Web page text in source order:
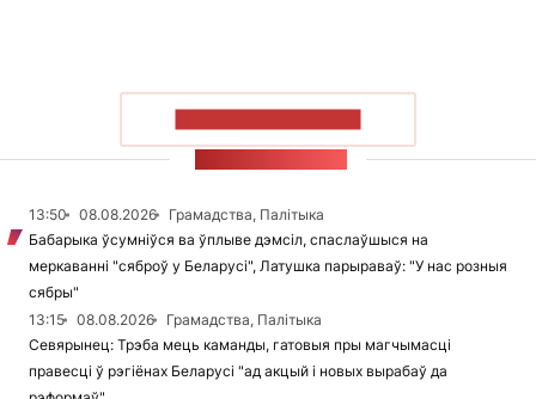
13:50 08.08.2026
Грамадства, Палітыка
Бабарыка ўсумніўся ва ўплыве дэмсіл, спаслаўшыся на
меркаванні "сяброў у Беларусі", Латушка парыраваў: "У нас розныя
сябры"
13:15
08.08.2026
Грамадства, Палітыка
Севярынец: Трэба мець каманды, гатовыя пры магчымасці
правесці ў рэгіёнах Беларусі "ад акцый і новых вырабаў да